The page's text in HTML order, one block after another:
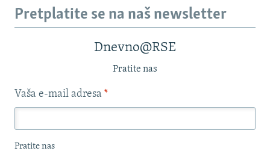
Pretplatite se na naš newsletter
Dnevno@RSE
Pratite nas
Vaša e-mail adresa *
Pratite nas